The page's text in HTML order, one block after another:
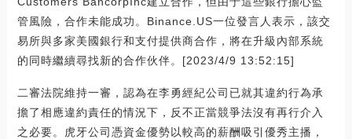
管風險，合作未能成功。Binance.US一位發言人表示，該交
易所與多家美國銀行和支付提供商合作，將在升級內部系統
的同時繼續尋找新的合作伙伴。[2023/4/9 13:52:15]
二審法院維持一審，認為在李勇經紀公司已就其違約行為承
擔了相應違約責任的情況下，反不正當競爭法沒有再行介入
之必要。虎牙公司憑資金優勢以較高的薪酬吸引優秀主播，